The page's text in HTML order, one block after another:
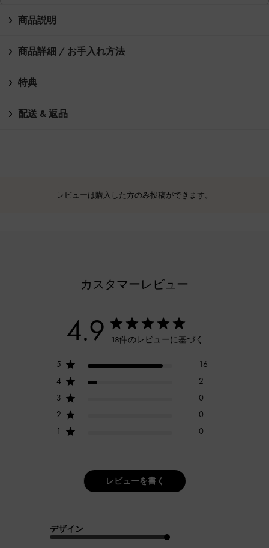
商品説明
商品詳細 / お手入れ方法
特典
配送 & 返品
レビューは購入した方のみ投稿ができます。
カスタマーレビュー
4.9 18件のレビューに基づく
5
16
4
2
3
0
2
0
1
0
レビューを書く
デザイン